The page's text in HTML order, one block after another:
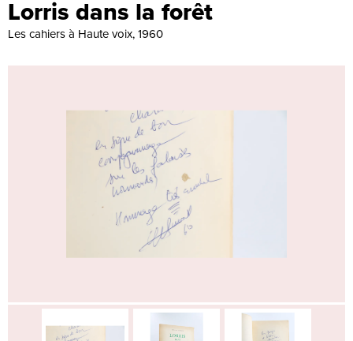
Lorris dans la forêt
Les cahiers à Haute voix, 1960